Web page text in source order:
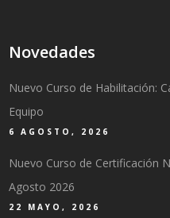
Novedades
Nuevo Curso de Habilitación:
Equipo
6 AGOSTO, 2026
Nuevo Curso de Certificación
Agosto 2026
22 MAYO, 2026